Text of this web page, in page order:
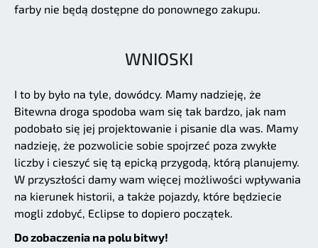
farby nie będą dostępne do ponownego zakupu.
WNIOSKI
I to by było na tyle, dowódcy. Mamy nadzieję, że
Bitewna droga spodoba wam się tak bardzo, jak nam
podobało się jej projektowanie i pisanie dla was. Mamy
nadzieję, że pozwolicie sobie spojrzeć poza zwykłe
liczby i cieszyć się tą epicką przygodą, którą planujemy.
W przyszłości damy wam więcej możliwości wpływania
na kierunek historii, a także pojazdy, które będziecie
mogli zdobyć, Eclipse to dopiero początek.
Do zobaczenia na polu bitwy!